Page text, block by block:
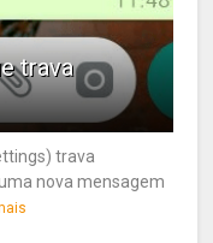
trava
trava
nova mensagem